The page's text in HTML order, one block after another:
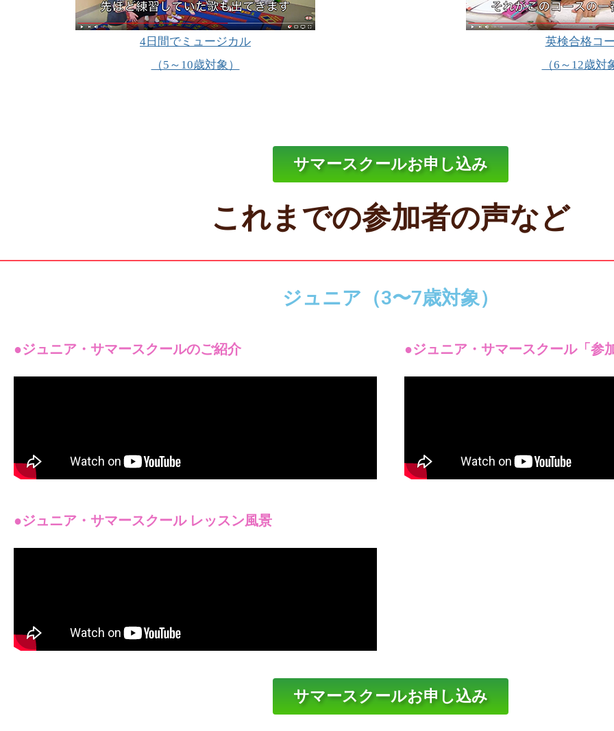
4日間でミュージカル
（5～10歳対象）
英検合格コ
（6～12歳対
サマースクールお申し込み
これまでの参加者の声など
ジュニア（3〜7歳対象）
●ジュニア・サマースクールのご紹介 ●ジュニア・サマースクール「参
●ジュニア・サマースクール レッスン風景
サマースクールお申し込み